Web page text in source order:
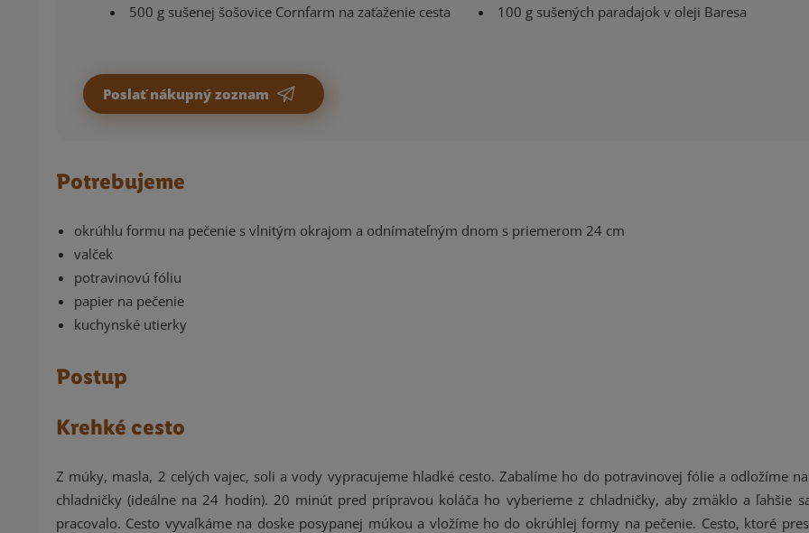
500 g sušenej šošovice Cornfarm na zaťaženie cesta
100 g sušených paradajok v oleji Baresa
Poslať nákupný zoznam
Potrebujeme
okrúhlu formu na pečenie s vlnitým okrajom a odnímateľným dnom s priemerom 24 cm
valček
potravinovú fóliu
papier na pečenie
kuchynské utierky
Postup
Krehké cesto
Z múky, masla, 2 celých vajec, soli a vody vypracujeme hladké cesto. Zabalíme ho do potravinovej fólie a odložíme
chladničky (ideálne na 24 hodín). 20 minút pred prípravou koláča ho vyberieme z chladničky, aby zmäklo a ľahšie
pracovalo. Cesto vyvaľkáme na doske posypanej múkou a vložíme ho do okrúhlej formy na pečenie. Cesto, ktoré